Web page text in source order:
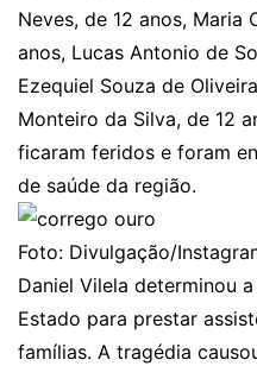
Neves, de 12 anos, Maria
anos, Lucas Antonio de
Ezequiel Souza de
Monteiro da Silva, de 12
ficaram feridos e foram
de saúde da região.
Foto: Divulgação/
Daniel Vilela determinou
Estado para prestar
famílias. A tragédia